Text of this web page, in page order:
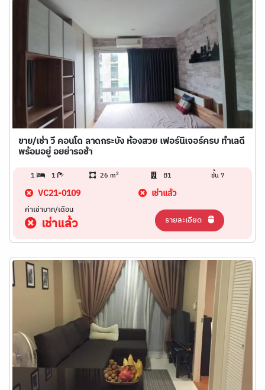
ขาย/เช่า วี คอนโด ลาดกระบัง ห้องสวย เฟอร์นิเจอร์ครบ ทำเลดี
พร้อมอยู่ อยย่ารอช้า
1 1 26 m2 B1 ชั้น 7
VC21-0109 เช่าแล้ว
ค่าเช่าบาท/เดือน
เช่าแล้ว รายละเอียด